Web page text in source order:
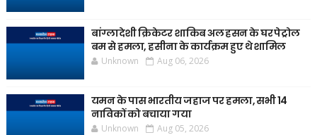
बांग्लादेशी क्रिकेटर शाकिब अल हसन के घर पेट्रोल
बम से हमला, हसीना के कार्यक्रम हुए थे शामिल
Unknown Aug 06, 2026
यमन के पास भारतीय जहाज पर हमला, सभी 14
नाविकों को बचाया गया
Unknown Aug 05, 2026